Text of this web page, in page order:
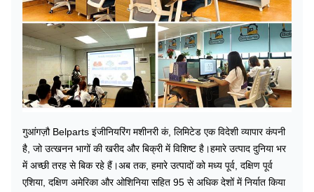
गुआंगज़ौ Belparts इंजीनियरिंग मशीनरी कं, लिमिटेड एक विदेशी व्यापार कंपनी
है, जो उत्खनन भागों की खरीद और बिक्री में विशिष्ट है।हमारे उत्पाद दुनिया भर
में अच्छी तरह से बिक रहे हैं।अब तक, हमारे उत्पादों को मध्य पूर्व, दक्षिण पूर्व
एशिया, दक्षिण अमेरिका और ओशिनिया सहित 95 से अधिक देशों में निर्यात किया